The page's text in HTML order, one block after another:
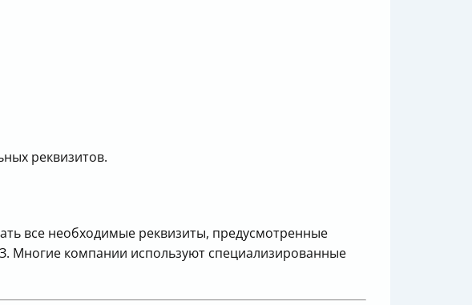
реквизитов.
все необходимые реквизиты, предусмотренные
компании используют специализированные